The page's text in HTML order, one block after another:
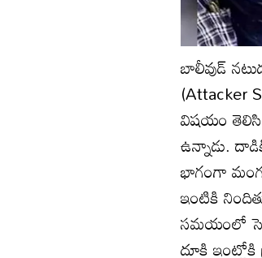
బాలీవుడ్‌
(Attacker
విషయం
ఉన్నాడు.
భాగంగా
ఇంటికి
సమయంలో
దూకి